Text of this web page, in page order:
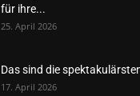
für ihre...
25. April 2026
Das sind die
17. April 2026